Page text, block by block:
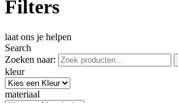
Filters
laat ons je helpen
Search
Zoeken naar:
kleur
materiaal